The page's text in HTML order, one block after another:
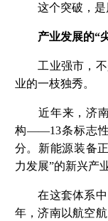
这个突破，是
产业发展的“
工业强市，不
业的一枝独秀。
近年来，济南
构——13条标志性
分。新能源装备
力发展”的新兴产
在这套体系中
年，济南以航空